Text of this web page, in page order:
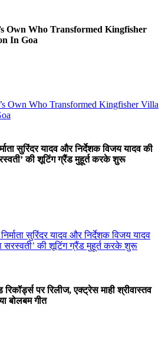
Own Who Transformed Kingfisher
In Goa
सुरिंदर यादव और निर्देशक विजय यादव की
की शूटिंग ग्रैंड मुहूर्त करके शुरू
रिकॉर्ड्स पर रिलीज, एक्ट्रेस माही श्रीवास्तव
बोलबम गीत